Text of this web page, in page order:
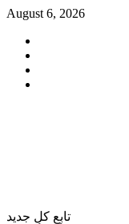
Skip
content
August 6, 2026
تابع كل جديد